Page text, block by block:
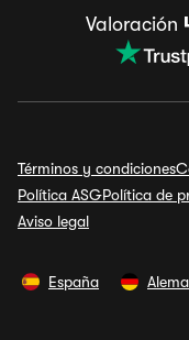
Valoración
Términos y condiciones
Política ASGPolítica de
Aviso legal
España